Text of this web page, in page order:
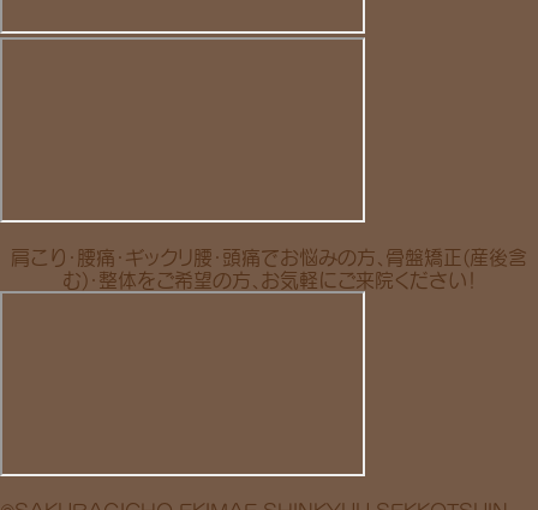
肩こり・腰痛・ギックリ腰・頭痛でお悩みの方、骨盤矯正(産後含
む)・整体をご希望の方、お気軽にご来院ください！